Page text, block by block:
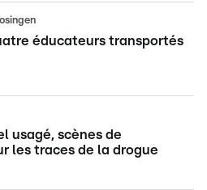
éducateurs transportés
usagé, scènes de
les traces de la drogue